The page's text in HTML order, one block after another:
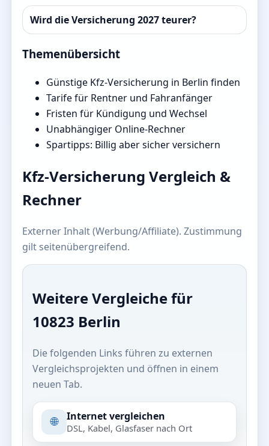
Wird die Versicherung 2027 teurer?
Themenübersicht
Günstige Kfz-Versicherung in Berlin finden
Tarife für Rentner und Fahranfänger
Fristen für Kündigung und Wechsel
Unabhängiger Online-Rechner
Spartipps: Billig aber sicher versichern
Kfz-Versicherung Vergleich &
Rechner
Externer Inhalt (Werbung/Affiliate). Zustimmung
gilt seitenübergreifend.
Weitere Vergleiche für
10823 Berlin
Die folgenden Links führen zu externen
Vergleichsprojekten und öffnen in einem
neuen Tab.
🌐 Internet vergleichen
DSL, Kabel, Glasfaser nach Ort